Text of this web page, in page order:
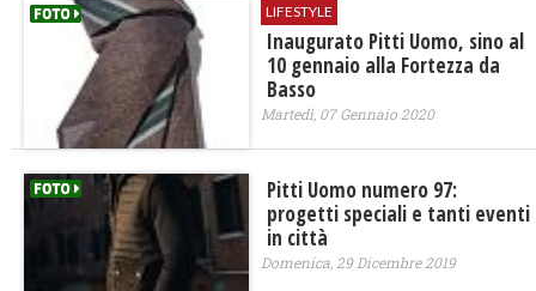
LIFESTYLE
Inaugurato Pitti Uomo, sino al
10 gennaio alla Fortezza da
Basso
Martedì, 07 Gennaio 2020
Pitti Uomo numero 97:
progetti speciali e tanti eventi
in città
Domenica, 29 Dicembre 2019